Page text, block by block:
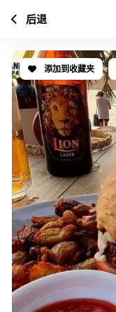
添加到收藏夹
后退